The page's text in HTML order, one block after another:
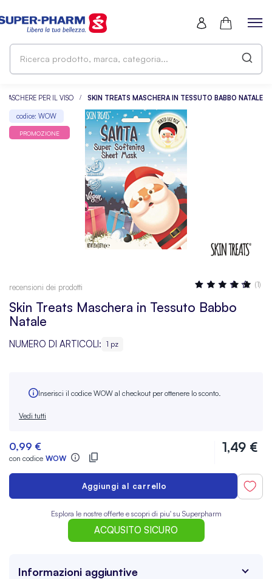
MASCHERE PER IL VISO SKIN TREATS MASCHERA IN TESSUTO BABBO NATALE
codice: WOW
PROMOZIONE
Skin Treats Maschera in Tessuto Babbo
Natale
Valutazione: (1)
recensioni dei prodotti
NUMERO DI ARTICOLI: 1 pz
Inserisci il codice WOW al checkout per ottenere lo sconto.
Vedi tutti
0,99 €
con codice WOW
1,49 €
Aggiungi al carrello
Esplora le nostre offerte e scopri di piu' su Superpharm
ACQUSITO SICURO
Informazioni aggiuntive